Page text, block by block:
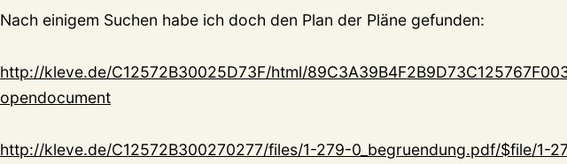
Nach einigem Suchen habe ich doch den Plan der Pläne gefunden:
http://kleve.de/C12572B30025D73F/html/
opendocument
http://kleve.de/C12572B300270277/files/1-279-0_begruendung.pdf/$file/1-